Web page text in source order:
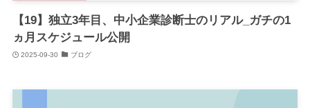
【19】独立3年目、中小企業診断士のリアル_ガチの1
ヵ月スケジュール公開
2025-09-30 ブログ